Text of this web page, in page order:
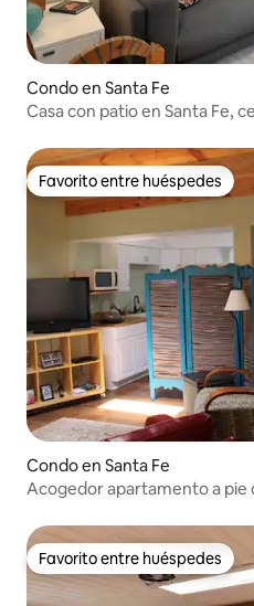
Condo en Santa Fe
Casa con patio en Santa Fe,
Favorito entre huéspedes
Favorito entre huéspedes
Condo en Santa Fe
Acogedor apartamento a pie
Favorito entre huéspedes
Favorito entre huéspedes